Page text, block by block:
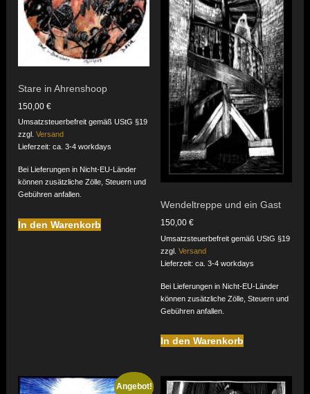
Stare in Ahrenshoop
150,00€
Umsatzsteuerbefreit gemäß UStG §19
zzgl.Versand
Lieferzeit: ca. 3-4 workdays
Bei Lieferungen in Nicht-EU-Länder
können zusätzliche Zölle, Steuern und
Gebühren anfallen.
In den Warenkorb
Wendeltreppe und ein Gast
150,00 €
Umsatzsteuerbefreit gemäß UStG §19
zzgl. Versand
Lieferzeit: ca. 3-4 workdays
Bei Lieferungen in Nicht-EU-Länder
können zusätzliche Zölle, Steuern und
Gebühren anfallen.
In den Warenkorb
Angebot!